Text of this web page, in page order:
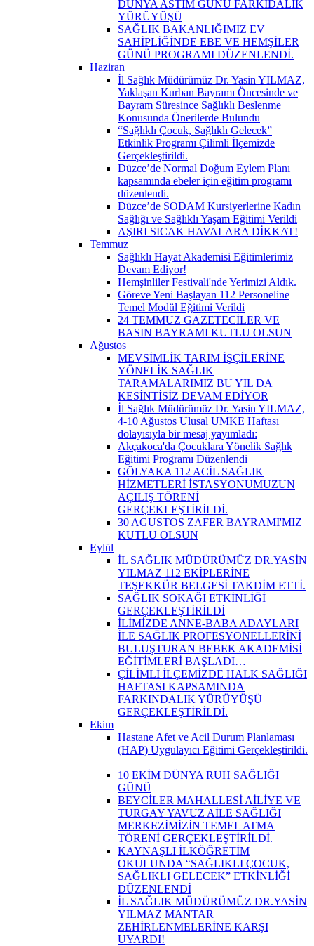
DÜNYA ASTIM GÜNÜ FARKIDALIK
YÜRÜYÜŞÜ
SAĞLIK BAKANLIĞIMIZ EV
SAHİPLİĞİNDE EBE VE HEMŞİLER
GÜNÜ PROGRAMI DÜZENLENDİ.
Haziran
İl Sağlık Müdürümüz Dr. Yasin YILMAZ,
Yaklaşan Kurban Bayramı Öncesinde ve
Bayram Süresince Sağlıklı Beslenme
Konusunda Önerilerde Bulundu
“Sağlıklı Çocuk, Sağlıklı Gelecek”
Etkinlik Programı Çilimli İlçemizde
Gerçekleştirildi.
Düzce’de Normal Doğum Eylem Planı
kapsamında ebeler için eğitim programı
düzenlendi.
Düzce’de SODAM Kursiyerlerine Kadın
Sağlığı ve Sağlıklı Yaşam Eğitimi Verildi
AŞIRI SICAK HAVALARA DİKKAT!
Temmuz
Sağlıklı Hayat Akademisi Eğitimlerimiz
Devam Ediyor!
Hemşinliler Festivali'nde Yerimizi Aldık.
Göreve Yeni Başlayan 112 Personeline
Temel Modül Eğitimi Verildi
24 TEMMUZ GAZETECİLER VE
BASIN BAYRAMI KUTLU OLSUN
Ağustos
MEVSİMLİK TARIM İŞÇİLERİNE
YÖNELİK SAĞLIK
TARAMALARIMIZ BU YIL DA
KESİNTİSİZ DEVAM EDİYOR
İl Sağlık Müdürümüz Dr. Yasin YILMAZ,
4-10 Ağustos Ulusal UMKE Haftası
dolayısıyla bir mesaj yayımladı:
Akçakoca'da Çocuklara Yönelik Sağlık
Eğitimi Programı Düzenlendi
GÖLYAKA 112 ACİL SAĞLIK
HİZMETLERİ İSTASYONUMUZUN
AÇILIŞ TÖRENİ
GERÇEKLEŞTİRİLDİ.
30 AGUSTOS ZAFER BAYRAMI'MIZ
KUTLU OLSUN
Eylül
İL SAĞLIK MÜDÜRÜMÜZ DR.YASİN
YILMAZ 112 EKİPLERİNE
TEŞEKKÜR BELGESİ TAKDİM ETTİ.
SAĞLIK SOKAĞI ETKİNLİĞİ
GERÇEKLEŞTİRİLDİ
İLİMİZDE ANNE-BABA ADAYLARI
İLE SAĞLIK PROFESYONELLERİNİ
BULUŞTURAN BEBEK AKADEMİSİ
EĞİTİMLERİ BAŞLADI…
ÇİLİMLİ İLÇEMİZDE HALK SAĞLIĞI
HAFTASI KAPSAMINDA
FARKINDALIK YÜRÜYÜŞÜ
GERÇEKLEŞTİRİLDİ.
Ekim
Hastane Afet ve Acil Durum Planlaması
(HAP) Uygulayıcı Eğitimi Gerçekleştirildi.
10 EKİM DÜNYA RUH SAĞLIĞI
GÜNÜ
BEYCİLER MAHALLESİ AİLİYE VE
TURGAY YAVUZ AİLE SAĞLIĞI
MERKEZİMİZİN TEMEL ATMA
TÖRENİ GERÇEKLEŞTİRİLDİ.
KAYNAŞLI İLKÖĞRETİM
OKULUNDA “SAĞLIKLI ÇOCUK,
SAĞLIKLI GELECEK” ETKİNLİĞİ
DÜZENLENDİ
İL SAĞLIK MÜDÜRÜMÜZ DR.YASİN
YILMAZ MANTAR
ZEHİRLENMELERİNE KARŞI
UYARDI!